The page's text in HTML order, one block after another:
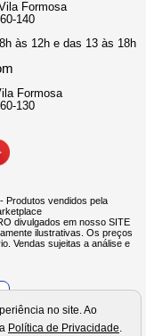
Formosa
140
às 12h e das 13 às 18h
Formosa
130
Produtos vendidos pela
divulgados em nosso SITE
ilustrativas. Os preços
Vendas sujeitas a análise e
no site. Ao
Política de Privacidade.